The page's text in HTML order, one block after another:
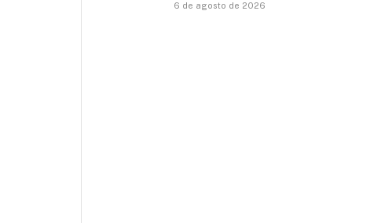
6 de agosto de 2026